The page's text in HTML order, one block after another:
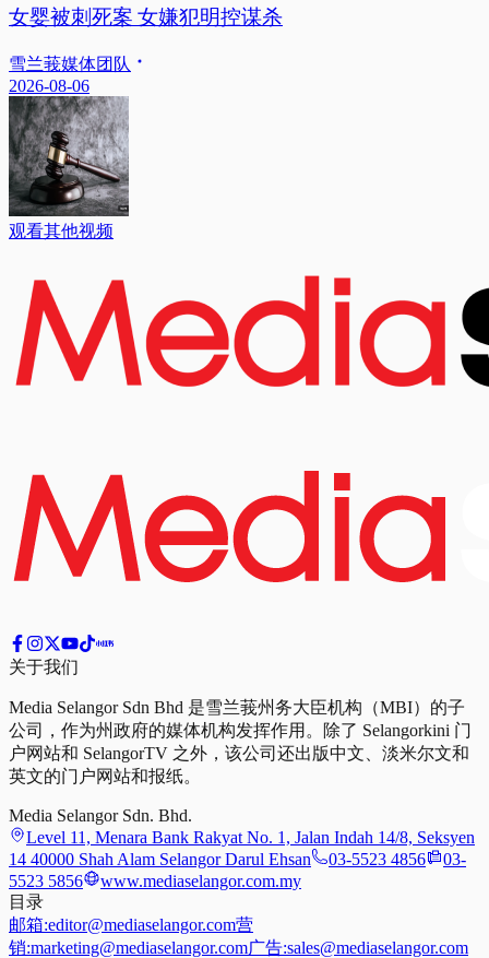
女婴被刺死案 女嫌犯明控谋杀
雪兰莪媒体团队
2026-08-06
观看其他视频
关于我们
Media Selangor Sdn Bhd 是雪兰莪州务大臣机构（MBI）的子
公司，作为州政府的媒体机构发挥作用。除了 Selangorkini 门
户网站和 SelangorTV 之外，该公司还出版中文、淡米尔文和
英文的门户网站和报纸。
Media Selangor Sdn. Bhd.
Level 11, Menara Bank Rakyat No. 1, Jalan Indah 14/8, Seksyen
14 40000 Shah Alam Selangor Darul Ehsan
03-5523 4856
03-
5523 5856
www.mediaselangor.com.my
目录
邮箱:editor@mediaselangor.com营
销:marketing@mediaselangor.com广告:sales@mediaselangor.com